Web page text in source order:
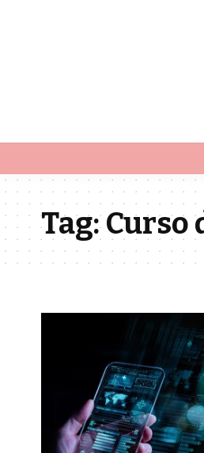
Tag:Curso